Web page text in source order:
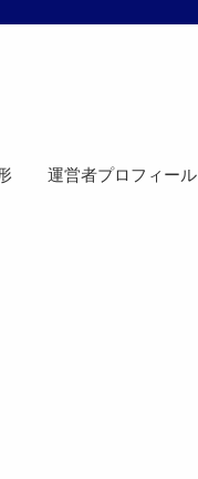
運営者プロフィール